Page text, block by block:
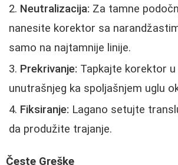
Neutralizacija: Za tamne
nanesite korektor sa
samo na najtamnije linije.
Prekrivanje: Tapkajte korektor
unutrašnjeg ka spoljašnjem uglu
Fiksiranje: Lagano setujte
da produžite trajanje.
Česte Greške